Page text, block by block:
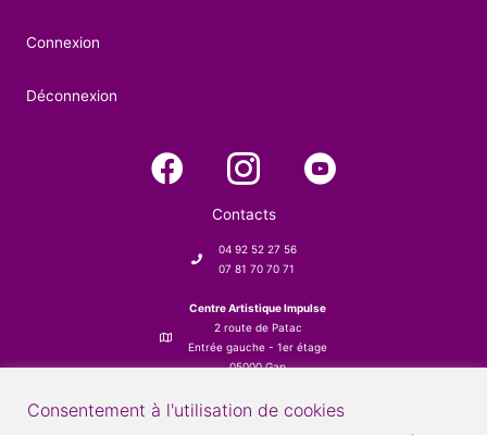
Connexion
Déconnexion
Contacts
04 92 52 27 56
07 81 70 70 71
Centre Artistique Impulse
2 route de Patac
Entrée gauche - 1er étage
05000 Gap
Consentement à l'utilisation de cookies